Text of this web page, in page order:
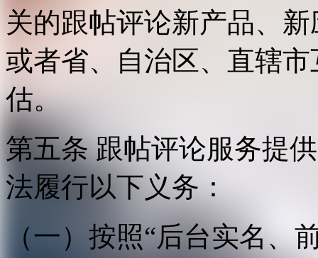
关的跟帖评论新产品、
或者省、自治区、直辖
估。
第五条 跟帖评论服务提
法履行以下义务：
（一）按照“后台实名、